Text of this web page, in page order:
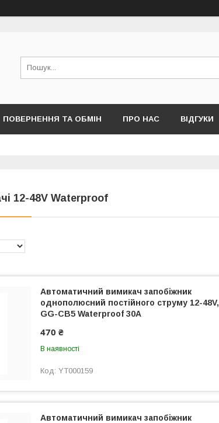
ПОВЕРНЕННЯ ТА ОБМІН ПРО НАС ВІДГУКИ
12-48V Waterproof
Автоматичний вимикач запобіжник
однополюсний постійного струму 12-48V,
GG-CB5 Waterproof 30A
470 ₴
В наявності
YT000159
Автоматичний вимикач запобіжник